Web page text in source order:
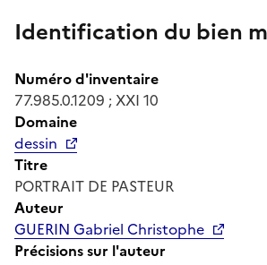
Identification du bien
Numéro d'inventaire
77.985.0.1209 ; XXI 10
Domaine
dessin
Titre
PORTRAIT DE PASTEUR
Auteur
GUERIN Gabriel Christophe
Précisions sur l'auteur